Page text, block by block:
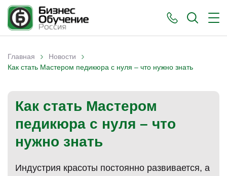
Вы здесь
Главная › Новости ›
Как стать Мастером педикюра с нуля – что нужно знать
Как стать Мастером
педикюра с нуля – что
нужно знать
Индустрия красоты постоянно развивается, а